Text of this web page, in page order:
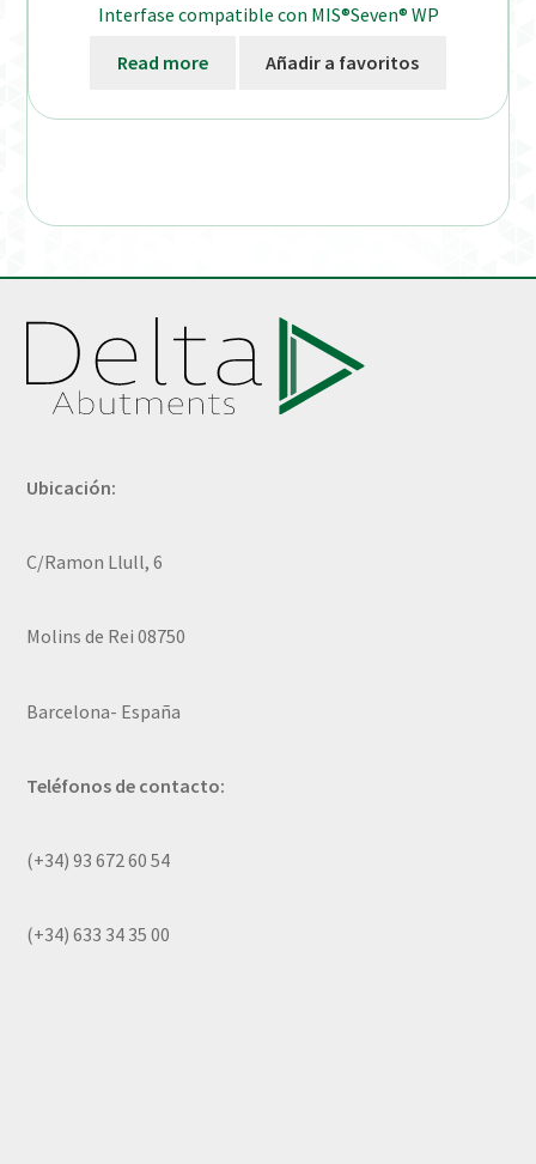
Interfase compatible con MIS®Seven® WP
Read more Añadir a favoritos
Ubicación:
C/Ramon Llull, 6
Molins de Rei 08750
Barcelona- España
Teléfonos de contacto:
(+34) 93 672 60 54
(+34) 633 34 35 00